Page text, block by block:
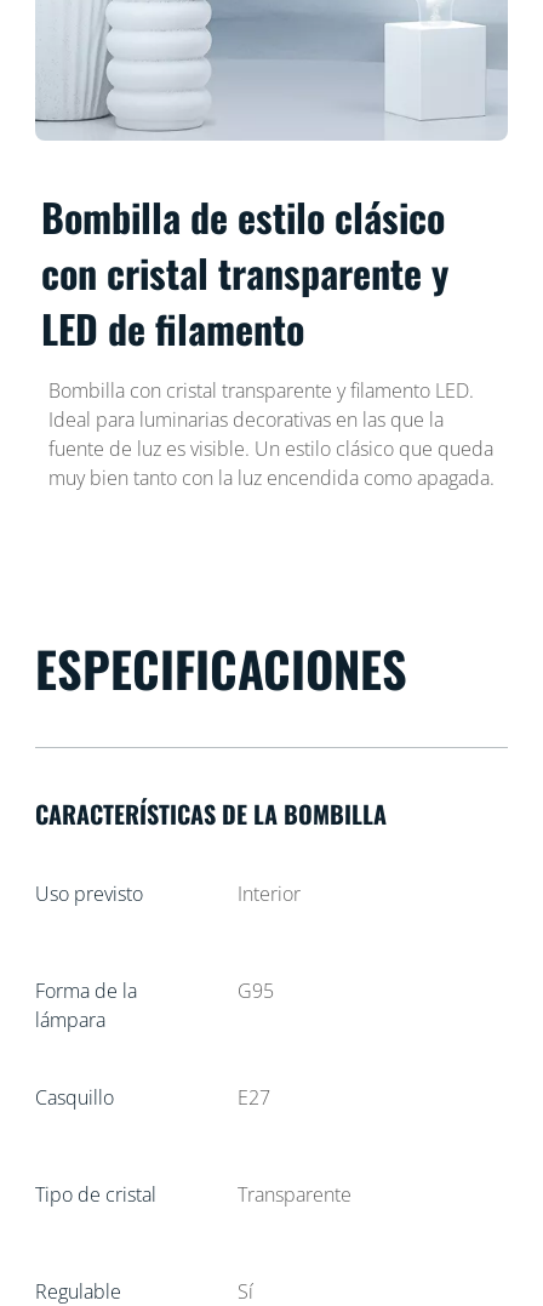
Bombilla de estilo clásico
con cristal transparente y
LED de filamento
Bombilla con cristal transparente y filamento LED.
Ideal para luminarias decorativas en las que la
fuente de luz es visible. Un estilo clásico que queda
muy bien tanto con la luz encendida como apagada.
ESPECIFICACIONES
CARACTERÍSTICAS DE LA BOMBILLA
Uso previsto Interior
Forma de la
lámpara
G95
Casquillo E27
Tipo de cristal Transparente
Regulable Sí